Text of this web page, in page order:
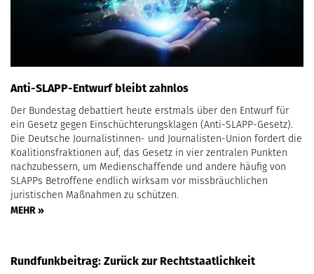
Anti-SLAPP-Entwurf bleibt zahnlos
Der Bundestag debattiert heute erstmals über den Entwurf für
ein Gesetz gegen Einschüchterungsklagen (Anti-SLAPP-Gesetz).
Die Deutsche Journalistinnen- und Journalisten-Union fordert die
Koalitionsfraktionen auf, das Gesetz in vier zentralen Punkten
nachzubessern, um Medienschaffende und andere häufig von
SLAPPs Betroffene endlich wirksam vor missbräuchlichen
juristischen Maßnahmen zu schützen.
MEHR »
Rundfunkbeitrag: Zurück zur Rechtstaatlichkeit